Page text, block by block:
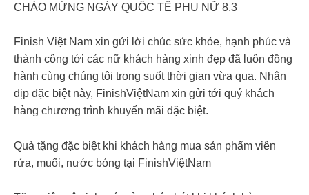
CHÀO MỪNG NGÀY QUỐC TẾ PHỤ NỮ 8.3
Finish Việt Nam xin gửi lời chúc sức khỏe, hạnh phúc và
thành công tới các nữ khách hàng xinh đẹp đã luôn đồng
hành cùng chúng tôi trong suốt thời gian vừa qua. Nhân
dịp đặc biệt này, FinishViệtNam xin gửi tới quý khách
hàng chương trình khuyến mãi đặc biệt.
Quà tặng đặc biệt khi khách hàng mua sản phẩm viên
rửa, muối, nước bóng tại FinishViệtNam